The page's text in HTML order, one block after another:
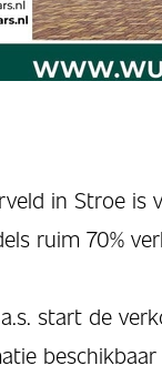
in Stroe is
ruim 70%
start de